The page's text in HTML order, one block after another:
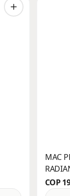
MAC
COP